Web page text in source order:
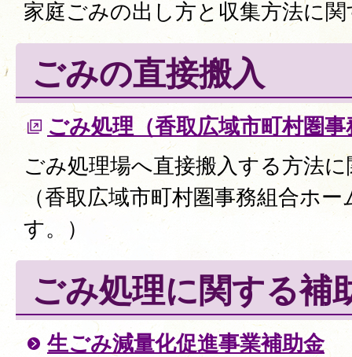
家庭ごみの出し方と収集方法に
ごみの直接搬入
ごみ処理（香取広域市町村圏
ごみ処理場へ直接搬入する方法
（香取広域市町村圏事務組合ホ
す。）
ごみ処理に関する補
生ごみ減量化促進事業補助金